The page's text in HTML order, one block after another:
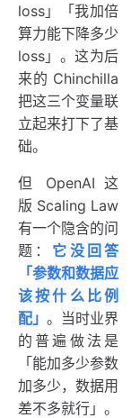
loss」「我加倍
算力能下降多少
loss」。这为后
来的 Chinchilla
把这三个变量联
立起来打下了基
础。
但 OpenAI 这
版 Scaling Law
有一个隐含的问
题： 它没回答
「参数和数据应
该按什么比例
配」 。当时业界
的普遍做法是
「能加多少参数
加多少，数据用
差不多就行」。